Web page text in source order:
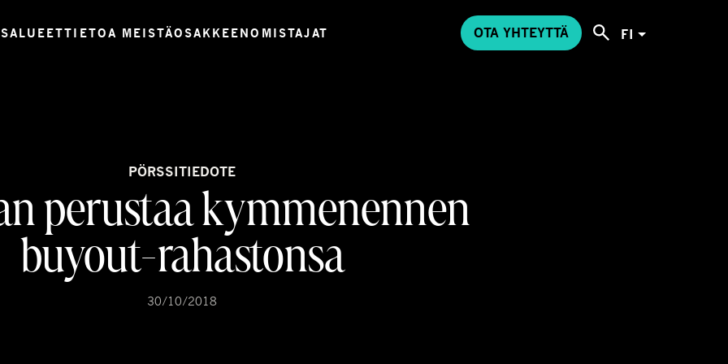
TIETOA MEISTÄOSAKKEENOMISTAJAT OTA YHTEYTTÄ FI
PÖRSSITIEDOTE
perustaa kymmenennen
buyout-rahastonsa
30/10/2018